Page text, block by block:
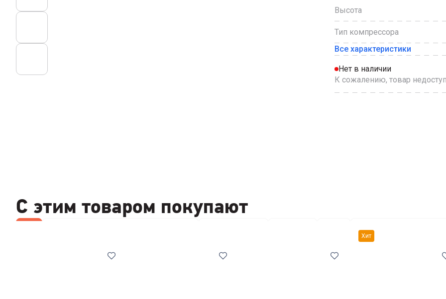
Высота
Тип компрессора
Все характеристики
Нет в наличии
К сожалению, товар
С этим товаром покупают
Хит